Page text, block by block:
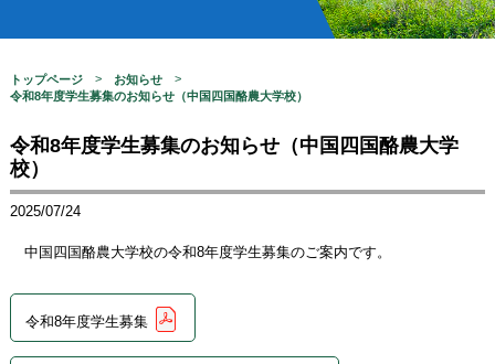
トップページ
お知らせ
令和8年度学生募集のお知らせ（中国四国酪農大学校）
令和8年度学生募集のお知らせ（中国四国酪農大学
校）
2025/07/24
中国四国酪農大学校の令和8年度学生募集のご案内です。
令和8年度学生募集